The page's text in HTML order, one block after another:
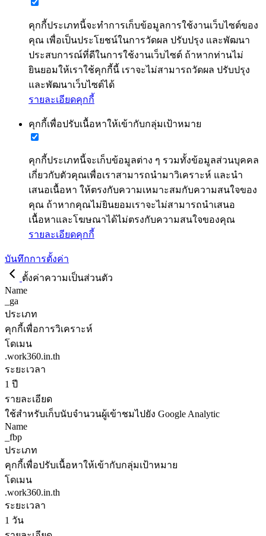
คุกกี้ประเภทนี้จะทำการเก็บข้อมูลการใช้งานเว็บไซต์ของ
คุณ เพื่อเป็นประโยชน์ในการวัดผล ปรับปรุง และพัฒนา
ประสบการณ์ที่ดีในการใช้งานเว็บไซต์ ถ้าหากท่านไม่
ยินยอมให้เราใช้คุกกี้นี้ เราจะไม่สามารถวัดผล ปรับปรุง
และพัฒนาเว็บไซต์ได้
รายละเอียดคุกกี้
คุกกี้เพื่อปรับเนื้อหาให้เข้ากับกลุ่มเป้าหมาย
คุกกี้ประเภทนี้จะเก็บข้อมูลต่าง ๆ รวมทั้งข้อมูลส่วนบุคคล
เกี่ยวกับตัวคุณเพื่อเราสามารถนำมาวิเคราะห์ และนำ
เสนอเนื้อหา ให้ตรงกับความเหมาะสมกับความสนใจของ
คุณ ถ้าหากคุณไม่ยินยอมเราจะไม่สามารถนำเสนอ
เนื้อหาและโฆษณาได้ไม่ตรงกับความสนใจของคุณ
รายละเอียดคุกกี้
บันทึกการตั้งค่า
ตั้งค่าความเป็นส่วนตัว
Name
_ga
ประเภท
คุกกี้เพื่อการวิเคราะห์
โดเมน
.work360.in.th
ระยะเวลา
1 ปี
รายละเอียด
ใช้สำหรับเก็บนับจำนวนผู้เข้าชมไปยัง Google Analytic
Name
_fbp
ประเภท
คุกกี้เพื่อปรับเนื้อหาให้เข้ากับกลุ่มเป้าหมาย
โดเมน
.work360.in.th
ระยะเวลา
1 วัน